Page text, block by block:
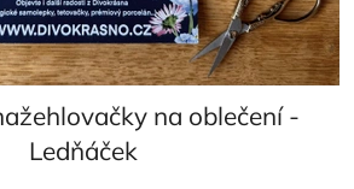
na oblečení -
Ledňáček